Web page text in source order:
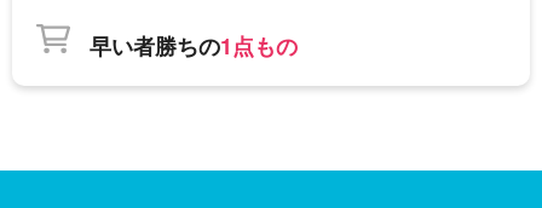
早い者勝ちの1点もの